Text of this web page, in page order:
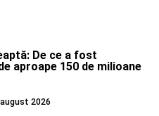
De ce a fost
aproape 150 de milioane
2026